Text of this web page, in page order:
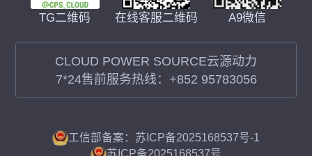
TG二维码 在线客服二维码 A9微信
CLOUD POWER SOURCE云源动力
7*24售前服务热线： +852 95783056
工信部备案：苏ICP备2025168537号-1
苏ICP备2025168537号